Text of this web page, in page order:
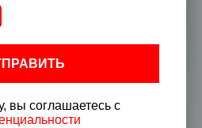
вы соглашаетесь с